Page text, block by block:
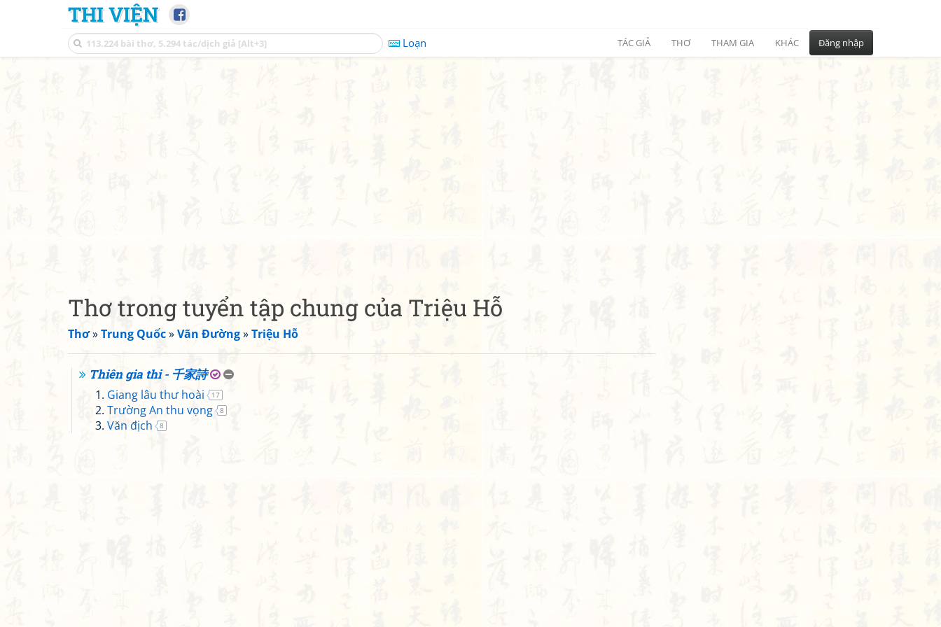
THI VIỆN
Loạn TÁC GIẢ THƠ THAM GIA KHÁC Đăng nhập
Thơ trong tuyển tập chung của Triệu Hỗ
Thơ»Trung Quốc»Vãn Đường»Triệu Hỗ
Thiên gia thi - 千家詩
Giang lâu thư hoài 17
Trường An thu vọng 8
Văn địch 8